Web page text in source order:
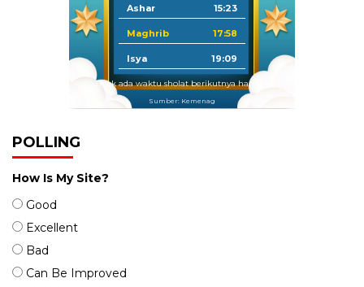
Ashar 15:23
Maghrib 17:58
Isya 19:09
Tidak ada waktu sholat berikutnya hari ini.
Sumber: Kemenag
POLLING
How Is My Site?
Good
Excellent
Bad
Can Be Improved